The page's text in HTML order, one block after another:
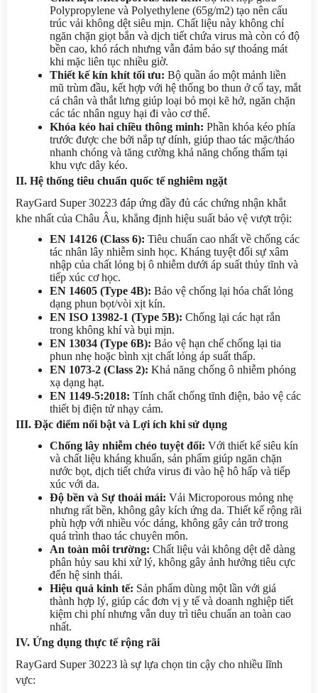
Polypropylene và Polyethylene (65g/m2) tạo nên cấu
trúc vải không dệt siêu mịn. Chất liệu này không chỉ
ngăn chặn giọt bắn và dịch tiết chứa virus mà còn có độ
bền cao, khó rách nhưng vẫn đảm bảo sự thoáng mát
khi mặc liên tục nhiều giờ.
Thiết kế kín khít tối ưu: Bộ quần áo một mảnh liền
mũ trùm đầu, kết hợp với hệ thống bo thun ở cổ tay, mắt
cá chân và thắt lưng giúp loại bỏ mọi kẽ hở, ngăn chặn
các tác nhân nguy hại đi vào cơ thể.
Khóa kéo hai chiều thông minh: Phần khóa kéo phía
trước được che bởi nắp tự dính, giúp thao tác mặc/tháo
nhanh chóng và tăng cường khả năng chống thấm tại
khu vực dây kéo.
II. Hệ thống tiêu chuẩn quốc tế nghiêm ngặt
RayGard Super 30223 đáp ứng đầy đủ các chứng nhận khắt
khe nhất của Châu Âu, khẳng định hiệu suất bảo vệ vượt trội:
EN 14126 (Class 6): Tiêu chuẩn cao nhất về chống các
tác nhân lây nhiễm sinh học. Kháng tuyệt đối sự xâm
nhập của chất lỏng bị ô nhiễm dưới áp suất thủy tĩnh và
tiếp xúc cơ học.
EN 14605 (Type 4B): Bảo vệ chống lại hóa chất lỏng
dạng phun bọt/vòi xịt kín.
EN ISO 13982-1 (Type 5B): Chống lại các hạt rắn
trong không khí và bụi mịn.
EN 13034 (Type 6B): Bảo vệ hạn chế chống lại tia
phun nhẹ hoặc bình xịt chất lỏng áp suất thấp.
EN 1073-2 (Class 2): Khả năng chống ô nhiễm phóng
xạ dạng hạt.
EN 1149-5:2018: Tính chất chống tĩnh điện, bảo vệ các
thiết bị điện tử nhạy cảm.
III. Đặc điểm nổi bật và Lợi ích khi sử dụng
Chống lây nhiễm chéo tuyệt đối: Với thiết kế siêu kín
và chất liệu kháng khuẩn, sản phẩm giúp ngăn chặn
nước bọt, dịch tiết chứa virus đi vào hệ hô hấp và tiếp
xúc với da.
Độ bền và Sự thoải mái: Vải Microporous mỏng nhẹ
nhưng rất bền, không gây kích ứng da. Thiết kế rộng rãi
phù hợp với nhiều vóc dáng, không gây cản trở trong
quá trình thao tác chuyên môn.
An toàn môi trường: Chất liệu vải không dệt dễ dàng
phân hủy sau khi xử lý, không gây ảnh hưởng tiêu cực
đến hệ sinh thái.
Hiệu quả kinh tế: Sản phẩm dùng một lần với giá
thành hợp lý, giúp các đơn vị y tế và doanh nghiệp tiết
kiệm chi phí nhưng vẫn duy trì tiêu chuẩn an toàn cao
nhất.
IV. Ứng dụng thực tế rộng rãi
RayGard Super 30223 là sự lựa chọn tin cậy cho nhiều lĩnh
vực: